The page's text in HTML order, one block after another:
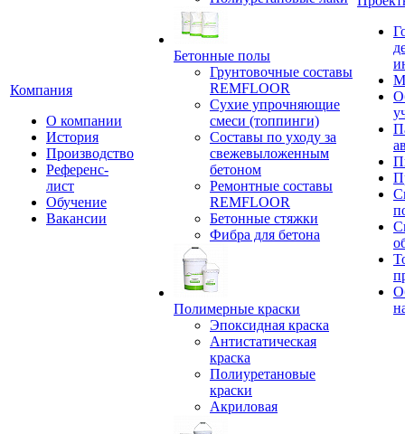
Компания
О компании
История
Производство
Референс-
лист
Обучение
Вакансии
Бетонные полы
Грунтовочные составы
REMFLOOR
Сухие упрочняющие
смеси (топпинги)
Составы по уходу за
свежевыложенным
бетоном
Ремонтные составы
REMFLOOR
Бетонные стяжки
Фибра для бетона
Полимерные краски
Эпоксидная краска
Антистатическая
краска
Полиуретановые
краски
Акриловая